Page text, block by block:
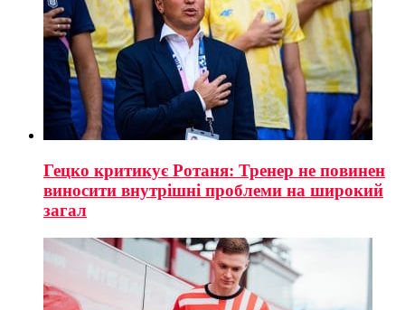
Гецко критикує Ротаня: Тренер не повинен
виносити внутрішні проблеми на широкий
загал